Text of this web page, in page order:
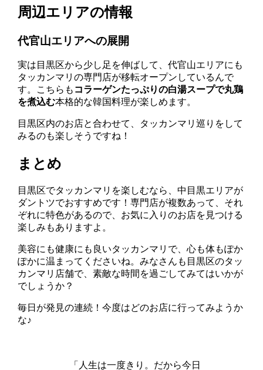
周辺エリアの情報
代官山エリアへの展開
実は目黒区から少し足を伸ばして、代官山エリアにも
タッカンマリの専門店が移転オープンしているんで
す。こちらも コラーゲンたっぷりの白湯スープで丸鶏
を煮込む本格的な韓国料理が楽しめます。
目黒区内のお店と合わせて、タッカンマリ巡りをして
みるのも楽しそうですね！
まとめ
目黒区でタッカンマリを楽しむなら、中目黒エリアが
ダントツでおすすめです！専門店が複数あって、それ
ぞれに特色があるので、お気に入りのお店を見つける
楽しみもありますよ。
美容にも健康にも良いタッカンマリで、心も体もぽか
ぽかに温まってくださいね。みなさんも目黒区のタッ
カンマリ店舗で、素敵な時間を過ごしてみてはいかが
でしょうか？
毎日が発見の連続！今度はどのお店に行ってみようか
な♪
「人生は一度きり。だから今日